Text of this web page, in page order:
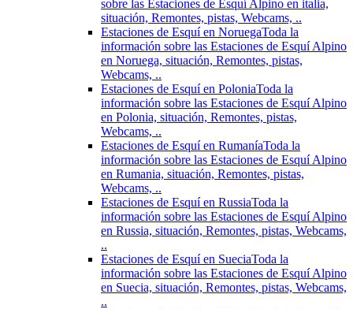
sobre las Estaciones de Esquí Alpino en italia,
situación, Remontes, pistas, Webcams, ..
Estaciones de Esquí en NoruegaToda la
información sobre las Estaciones de Esquí Alpino
en Noruega, situación, Remontes, pistas,
Webcams, ..
Estaciones de Esquí en PoloniaToda la
información sobre las Estaciones de Esquí Alpino
en Polonia, situación, Remontes, pistas,
Webcams, ..
Estaciones de Esquí en RumaníaToda la
información sobre las Estaciones de Esquí Alpino
en Rumania, situación, Remontes, pistas,
Webcams, ..
Estaciones de Esquí en RussiaToda la
información sobre las Estaciones de Esquí Alpino
en Russia, situación, Remontes, pistas, Webcams,
..
Estaciones de Esquí en SueciaToda la
información sobre las Estaciones de Esquí Alpino
en Suecia, situación, Remontes, pistas, Webcams,
..